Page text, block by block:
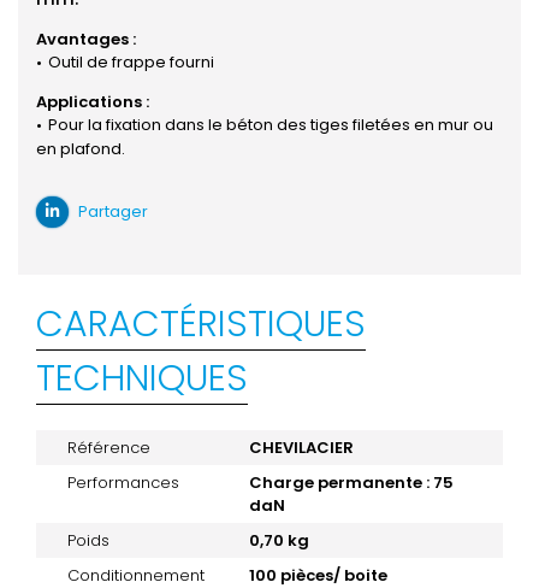
Avantages :
Outil de frappe fourni
Applications :
Pour la fixation dans le béton des tiges filetées en mur ou
en plafond.
Partager
CARACTÉRISTIQUES
TECHNIQUES
Référence
CHEVILACIER
Performances
Charge permanente : 75
daN
Poids
0,70 kg
Conditionnement
100 pièces/ boite